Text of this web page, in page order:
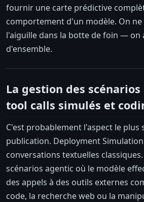
fournir une carte prédictive
comportement d'un modèle. On ne
l'aiguille dans la botte de foin — on
d'ensemble.
La gestion des
tool calls simulés et
C'est probablement l'aspect le plus
publication. Deployment
conversations textuelles
scénarios agentic où le modèle
des appels à des outils externes
code, la recherche web ou la